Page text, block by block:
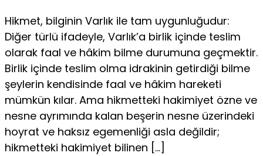
Hikmet, bilginin Varlık ile tam uygunluğudur:
Diğer türlü ifadeyle, Varlık’a birlik içinde teslim
olarak faal ve hâkim bilme durumuna geçmektir.
Birlik içinde teslim olma idrakinin getirdiği bilme
şeylerin kendisinde faal ve hâkim hareketi
mümkün kılar. Ama hikmetteki hakimiyet özne ve
nesne ayrımında kalan beşerin nesne üzerindeki
hoyrat ve haksız egemenliği asla değildir;
hikmetteki hakimiyet bilinen […]